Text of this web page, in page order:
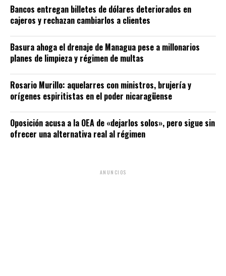
Bancos entregan billetes de dólares deteriorados en
cajeros y rechazan cambiarlos a clientes
Basura ahoga el drenaje de Managua pese a millonarios
planes de limpieza y régimen de multas
Rosario Murillo: aquelarres con ministros, brujería y
orígenes espiritistas en el poder nicaragüense
Oposición acusa a la OEA de «dejarlos solos», pero sigue sin
ofrecer una alternativa real al régimen
ANUNCIOS